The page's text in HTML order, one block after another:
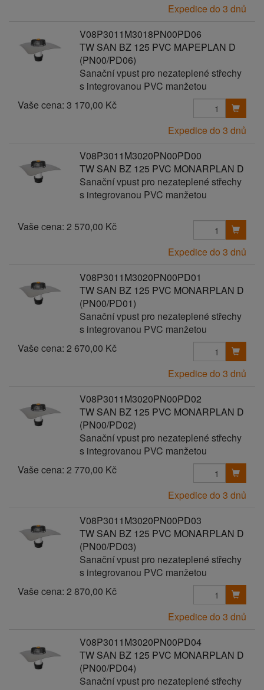
Expedice do 3 dnů
V08P3011M3018PN00PD06
TW SAN BZ 125 PVC MAPEPLAN D
(PN00/PD06)
Sanační vpust pro nezateplené střechy
s integrovanou PVC manžetou
Vaše cena: 3 170,00 Kč
Expedice do 3 dnů
V08P3011M3020PN00PD00
TW SAN BZ 125 PVC MONARPLAN D
Sanační vpust pro nezateplené střechy
s integrovanou PVC manžetou
Vaše cena: 2 570,00 Kč
Expedice do 3 dnů
V08P3011M3020PN00PD01
TW SAN BZ 125 PVC MONARPLAN D
(PN00/PD01)
Sanační vpust pro nezateplené střechy
s integrovanou PVC manžetou
Vaše cena: 2 670,00 Kč
Expedice do 3 dnů
V08P3011M3020PN00PD02
TW SAN BZ 125 PVC MONARPLAN D
(PN00/PD02)
Sanační vpust pro nezateplené střechy
s integrovanou PVC manžetou
Vaše cena: 2 770,00 Kč
Expedice do 3 dnů
V08P3011M3020PN00PD03
TW SAN BZ 125 PVC MONARPLAN D
(PN00/PD03)
Sanační vpust pro nezateplené střechy
s integrovanou PVC manžetou
Vaše cena: 2 870,00 Kč
Expedice do 3 dnů
V08P3011M3020PN00PD04
TW SAN BZ 125 PVC MONARPLAN D
(PN00/PD04)
Sanační vpust pro nezateplené střechy